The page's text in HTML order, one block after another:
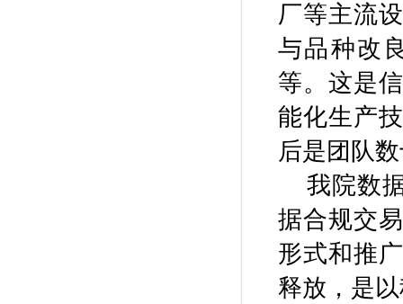
厂等主流
与品种改
等。这是
能化生产
后是团队
我院数
据合规交
形式和推
释放，是